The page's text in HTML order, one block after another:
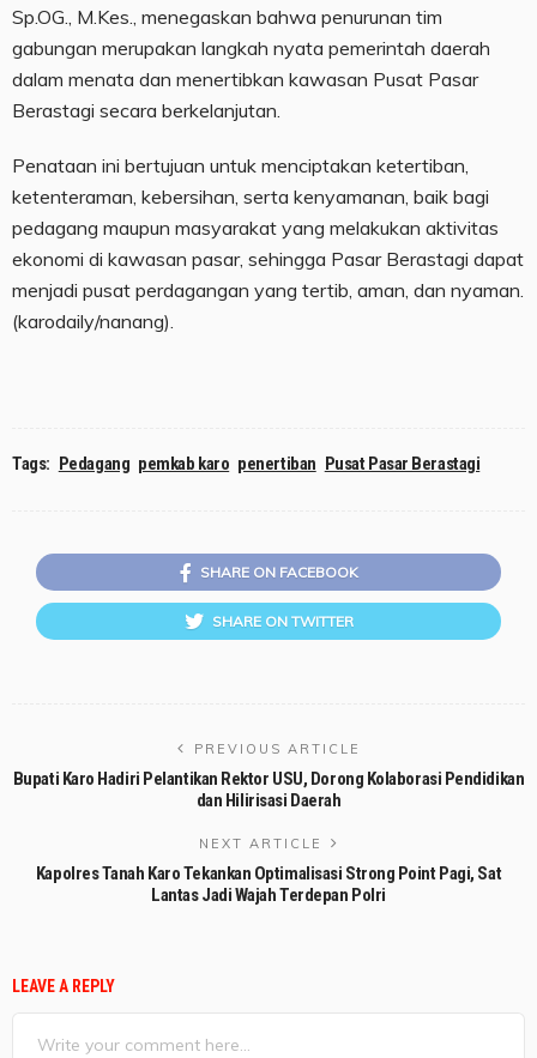
Sp.OG., M.Kes., menegaskan bahwa penurunan tim
gabungan merupakan langkah nyata pemerintah daerah
dalam menata dan menertibkan kawasan Pusat Pasar
Berastagi secara berkelanjutan.
Penataan ini bertujuan untuk menciptakan ketertiban,
ketenteraman, kebersihan, serta kenyamanan, baik bagi
pedagang maupun masyarakat yang melakukan aktivitas
ekonomi di kawasan pasar, sehingga Pasar Berastagi dapat
menjadi pusat perdagangan yang tertib, aman, dan nyaman.
(karodaily/nanang).
Tags: Pedagang pemkab karo penertiban Pusat Pasar Berastagi
SHARE ON FACEBOOK
SHARE ON TWITTER
PREVIOUS ARTICLE
Bupati Karo Hadiri Pelantikan Rektor USU, Dorong Kolaborasi Pendidikan
dan Hilirisasi Daerah
NEXT ARTICLE
Kapolres Tanah Karo Tekankan Optimalisasi Strong Point Pagi, Sat
Lantas Jadi Wajah Terdepan Polri
LEAVE A REPLY